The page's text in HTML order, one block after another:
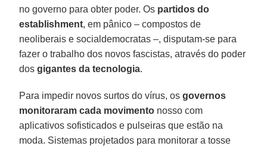
no governo para obter poder. Os partidos do
establishment, em pânico – compostos de
neoliberais e socialdemocratas –, disputam-se para
fazer o trabalho dos novos fascistas, através do poder
dosgigantes da tecnologia.
Para impedir novos surtos do vírus, osgovernos
monitoraram cada movimento nosso com
aplicativos sofisticados e pulseiras que estão na
moda. Sistemas projetados para monitorar a tosse